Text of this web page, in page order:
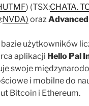
) (TSX:CHATA.
NVDA) oraz
użytkowników
aplikacji Hello Pal
swoje
i mobilne do
Bitcoin i Ethereum.